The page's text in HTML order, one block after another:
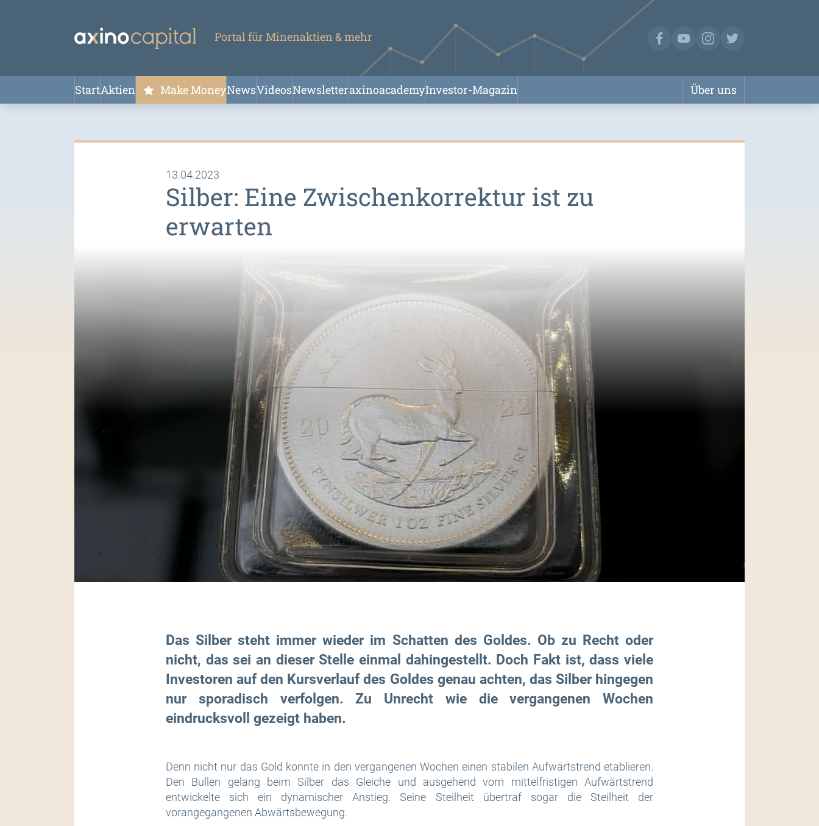
Portal für Minenaktien & mehr
StartAktien Make MoneyNewsVideosNewsletteraxinoacademyInvestor-Magazin Über uns
13.04.2023
Silber: Eine Zwischenkorrektur ist zu
erwarten
Das Silber steht immer wieder im Schatten des Goldes. Ob zu Recht oder
nicht, das sei an dieser Stelle einmal dahingestellt. Doch Fakt ist, dass viele
Investoren auf den Kursverlauf des Goldes genau achten, das Silber hingegen
nur sporadisch verfolgen. Zu Unrecht wie die vergangenen Wochen
eindrucksvoll gezeigt haben.
Denn nicht nur das Gold konnte in den vergangenen Wochen einen stabilen Aufwärtstrend etablieren.
Den Bullen gelang beim Silber das Gleiche und ausgehend vom mittelfristigen Aufwärtstrend
entwickelte sich ein dynamischer Anstieg. Seine Steilheit übertraf sogar die Steilheit der
vorangegangenen Abwärtsbewegung.